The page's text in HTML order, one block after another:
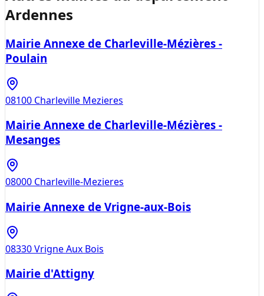
Ardennes
Mairie Annexe de Charleville-Mézières -
Poulain
08100 Charleville Mezieres
Mairie Annexe de Charleville-Mézières -
Mesanges
08000 Charleville-Mezieres
Mairie Annexe de Vrigne-aux-Bois
08330Vrigne Aux Bois
Mairie d'Attigny